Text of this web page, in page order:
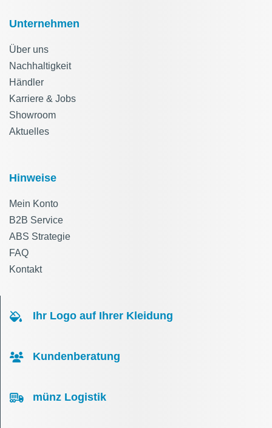
Unternehmen
Über uns
Nachhaltigkeit
Händler
Karriere & Jobs
Showroom
Aktuelles
Hinweise
Mein Konto
B2B Service
ABS Strategie
FAQ
Kontakt
Ihr Logo auf Ihrer Kleidung
Kundenberatung
münz Logistik